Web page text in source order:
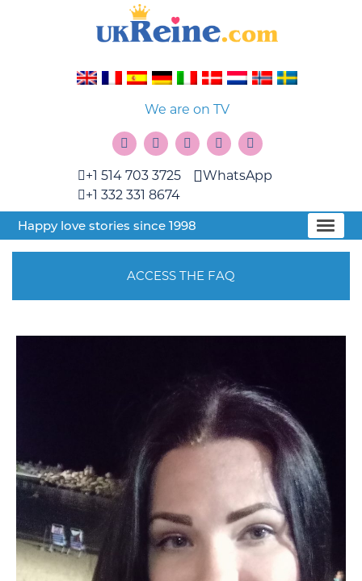
We are on TV
+1 514 703 3725
+1 332 331 8674
WhatsApp
Happy love stories since 1998
ACCESS THE FAQ